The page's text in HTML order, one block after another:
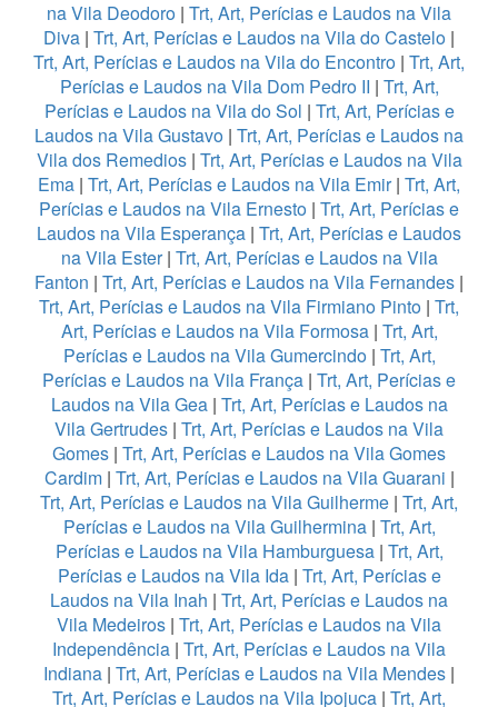
na Vila Deodoro | Trt, Art, Perícias e Laudos na Vila
Diva | Trt, Art, Perícias e Laudos na Vila do Castelo |
Trt, Art, Perícias e Laudos na Vila do Encontro | Trt, Art,
Perícias e Laudos na Vila Dom Pedro II | Trt, Art,
Perícias e Laudos na Vila do Sol | Trt, Art, Perícias e
Laudos na Vila Gustavo | Trt, Art, Perícias e Laudos na
Vila dos Remedios| Trt, Art, Perícias e Laudos na Vila
Ema | Trt, Art, Perícias e Laudos na Vila Emir| Trt, Art,
Perícias e Laudos na Vila Ernesto | Trt, Art, Perícias e
Laudos na Vila Esperança | Trt, Art, Perícias e Laudos
na Vila Ester| Trt, Art, Perícias e Laudos na Vila
Fanton | Trt, Art, Perícias e Laudos na Vila Fernandes |
Trt, Art, Perícias e Laudos na Vila Firmiano Pinto | Trt,
Art, Perícias e Laudos na Vila Formosa| Trt, Art,
Perícias e Laudos na Vila Gumercindo| Trt, Art,
Perícias e Laudos na Vila França | Trt, Art, Perícias e
Laudos na Vila Gea| Trt, Art, Perícias e Laudos na
Vila Gertrudes | Trt, Art, Perícias e Laudos na Vila
Gomes | Trt, Art, Perícias e Laudos na Vila Gomes
Cardim| Trt, Art, Perícias e Laudos na Vila Guarani |
Trt, Art, Perícias e Laudos na Vila Guilherme | Trt, Art,
Perícias e Laudos na Vila Guilhermina| Trt, Art,
Perícias e Laudos na Vila Hamburguesa| Trt, Art,
Perícias e Laudos na Vila Ida| Trt, Art, Perícias e
Laudos na Vila Inah | Trt, Art, Perícias e Laudos na
Vila Medeiros | Trt, Art, Perícias e Laudos na Vila
Independência | Trt, Art, Perícias e Laudos na Vila
Indiana | Trt, Art, Perícias e Laudos na Vila Mendes |
Trt, Art, Perícias e Laudos na Vila Ipojuca | Trt, Art,